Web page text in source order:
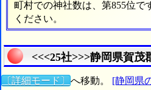
町村での神社数は、第855位
ください。
<<<25社>>>静岡県賀茂
〔詳細モード〕 へ移動。 [静岡県